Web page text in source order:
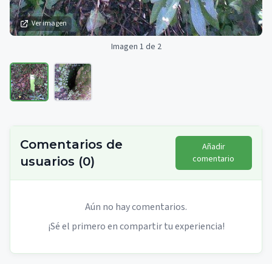
Ver imagen
Imagen 1 de 2
Comentarios de
usuarios (0)
Añadir
comentario
Aún no hay comentarios.
¡Sé el primero en compartir tu experiencia!